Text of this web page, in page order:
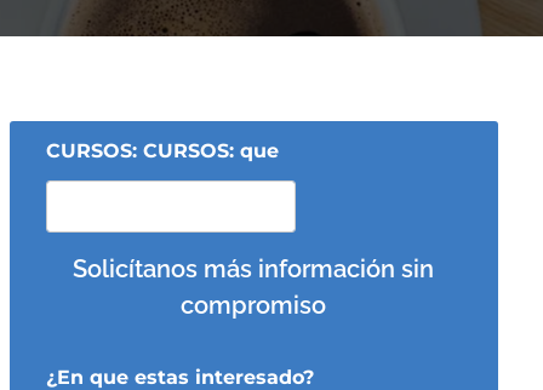
CURSOS: CURSOS: que
Solicítanos más información sin
compromiso
¿En que estas interesado?